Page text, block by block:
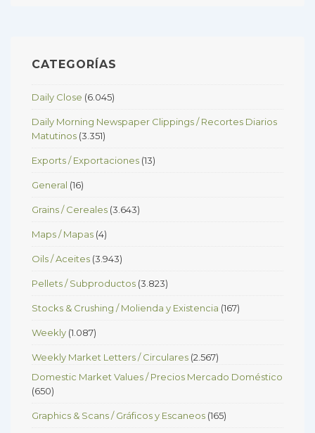
CATEGORÍAS
Daily Close (6.045)
Daily Morning Newspaper Clippings / Recortes Diarios
Matutinos (3.351)
Exports / Exportaciones (13)
General (16)
Grains / Cereales (3.643)
Maps / Mapas (4)
Oils / Aceites (3.943)
Pellets / Subproductos (3.823)
Stocks & Crushing / Molienda y Existencia (167)
Weekly (1.087)
Weekly Market Letters / Circulares (2.567)
Domestic Market Values / Precios Mercado Doméstico
(650)
Graphics & Scans / Gráficos y Escaneos (165)